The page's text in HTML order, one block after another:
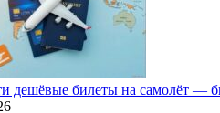
дешёвые билеты на самолёт —